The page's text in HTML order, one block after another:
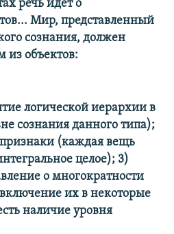
речь идет о
Мир, представленный
сознания, должен
из объектов:
логической иерархии в
сознания данного типа);
(каждая вещь
целое); 3)
о многократности
их в некоторые
наличие уровня